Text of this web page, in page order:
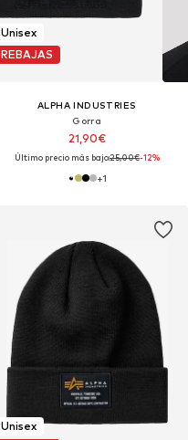
Unisex
REBAJAS
ALPHA INDUSTRIES
Gorra
21,90€
Último precio más bajo:25,00€-12%
+1
Unisex